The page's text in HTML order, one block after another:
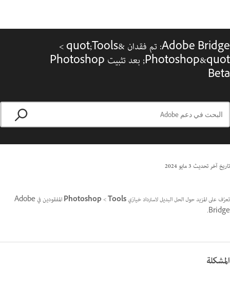
Adobe Bridge: تم فقدان &quot;Tools >‏
Photoshop&quot; بعد تثبيت Photoshop
Beta
تاريخ آخر تحديث3 مايو 2024
تعرّف على المزيد حول الحل البديل لاسترداد خيارَيTools
>‏
Photoshop
المفقودين في Adobe
Bridge.
المشكلة